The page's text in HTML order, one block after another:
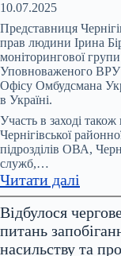
–
це
лише
ті
про
стало
10.07.2025
Представниця
прав людини Ірина
моніторингової
Уповноваженого ВРУ
Офісу Омбудсмана
в Україні.
Участь в заході
Чернігівської
підрозділів ОВА,
служб,…
Читати далі
В
Відбулося
питань
насильству та